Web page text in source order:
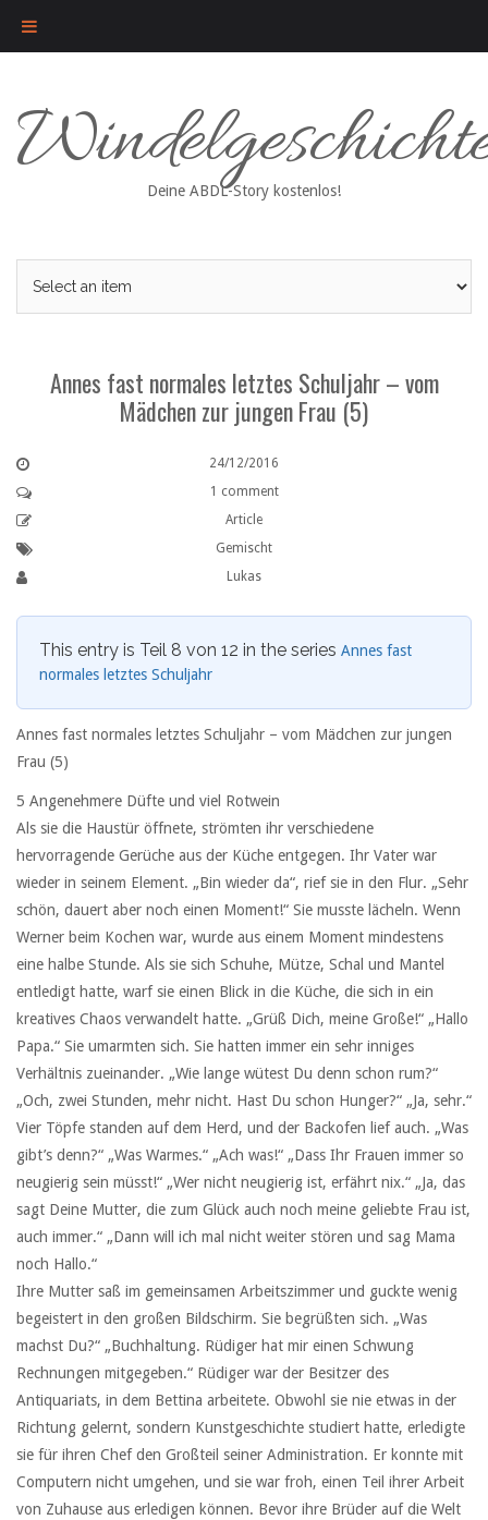
content
Deine ABDL-Story kostenlos!
Annes fast normales letztes Schuljahr – vom
Mädchen zur jungen Frau (5)
24/12/2016
1 comment
Article
Gemischt
Lukas
This entry is Teil 8 von 12 in the series Annes fast
normales letztes Schuljahr
Annes fast normales letztes Schuljahr – vom Mädchen zur jungen
Frau (5)
5 Angenehmere Düfte und viel Rotwein
Als sie die Haustür öffnete, strömten ihr verschiedene
hervorragende Gerüche aus der Küche entgegen. Ihr Vater war
wieder in seinem Element. „Bin wieder da“, rief sie in den Flur. „Sehr
schön, dauert aber noch einen Moment!“ Sie musste lächeln. Wenn
Werner beim Kochen war, wurde aus einem Moment mindestens
eine halbe Stunde. Als sie sich Schuhe, Mütze, Schal und Mantel
entledigt hatte, warf sie einen Blick in die Küche, die sich in ein
kreatives Chaos verwandelt hatte. „Grüß Dich, meine Große!“ „Hallo
Papa.“ Sie umarmten sich. Sie hatten immer ein sehr inniges
Verhältnis zueinander. „Wie lange wütest Du denn schon rum?“
„Och, zwei Stunden, mehr nicht. Hast Du schon Hunger?“ „Ja, sehr.“
Vier Töpfe standen auf dem Herd, und der Backofen lief auch. „Was
gibt’s denn?“ „Was Warmes.“ „Ach was!“ „Dass Ihr Frauen immer so
neugierig sein müsst!“ „Wer nicht neugierig ist, erfährt nix.“ „Ja, das
sagt Deine Mutter, die zum Glück auch noch meine geliebte Frau ist,
auch immer.“ „Dann will ich mal nicht weiter stören und sag Mama
noch Hallo.“
Ihre Mutter saß im gemeinsamen Arbeitszimmer und guckte wenig
begeistert in den großen Bildschirm. Sie begrüßten sich. „Was
machst Du?“ „Buchhaltung. Rüdiger hat mir einen Schwung
Rechnungen mitgegeben.“ Rüdiger war der Besitzer des
Antiquariats, in dem Bettina arbeitete. Obwohl sie nie etwas in der
Richtung gelernt, sondern Kunstgeschichte studiert hatte, erledigte
sie für ihren Chef den Großteil seiner Administration. Er konnte mit
Computern nicht umgehen, und sie war froh, einen Teil ihrer Arbeit
von Zuhause aus erledigen können. Bevor ihre Brüder auf die Welt